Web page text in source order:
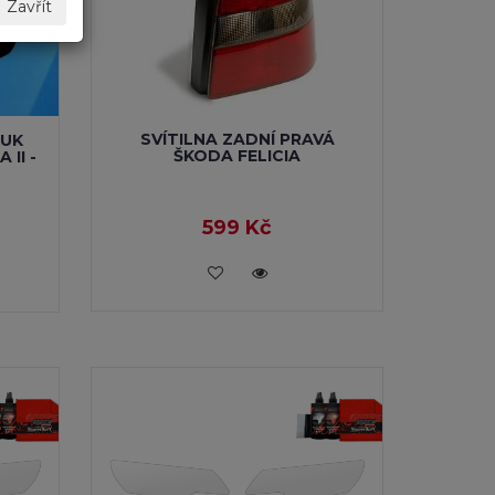
Zavřít
II -
SVÍTILNA ZADNÍ PRAVÁ
ŠKODA FELICIA
599 Kč
VLOŽIT DO KOŠÍKU